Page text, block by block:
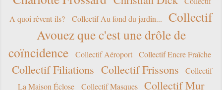
A quoi rêvent-ils?
Collectif Au fond du jardin...
Collectif
Avouez que c'est une drôle de
coïncidence
Collectif Aéroport Collectif Encre Fraîche
Collectif Filiations Collectif Frissons
Collectif
La Maison Éclose
Collectif Masques
Collectif Mur